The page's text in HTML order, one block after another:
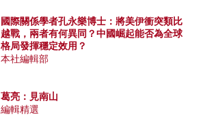
國際關係學者孔永樂博士：將美伊衝突類比
越戰，兩者有何異同？中國崛起能否為全球
格局發揮穩定效用？
本社編輯部
葛亮：見南山
編輯精選